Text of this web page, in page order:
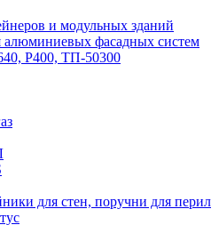
и модульных зданий
алюминиевых фасадных систем
Р400, ТП-50300
для стен, поручни для перил